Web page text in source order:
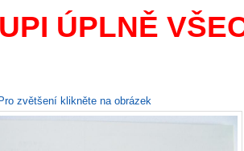
ÚPLNĚ
Pro zvětšení klikněte na obrázek